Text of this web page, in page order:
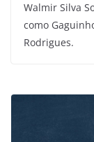
Walmir Silva
como
Rodrigues.